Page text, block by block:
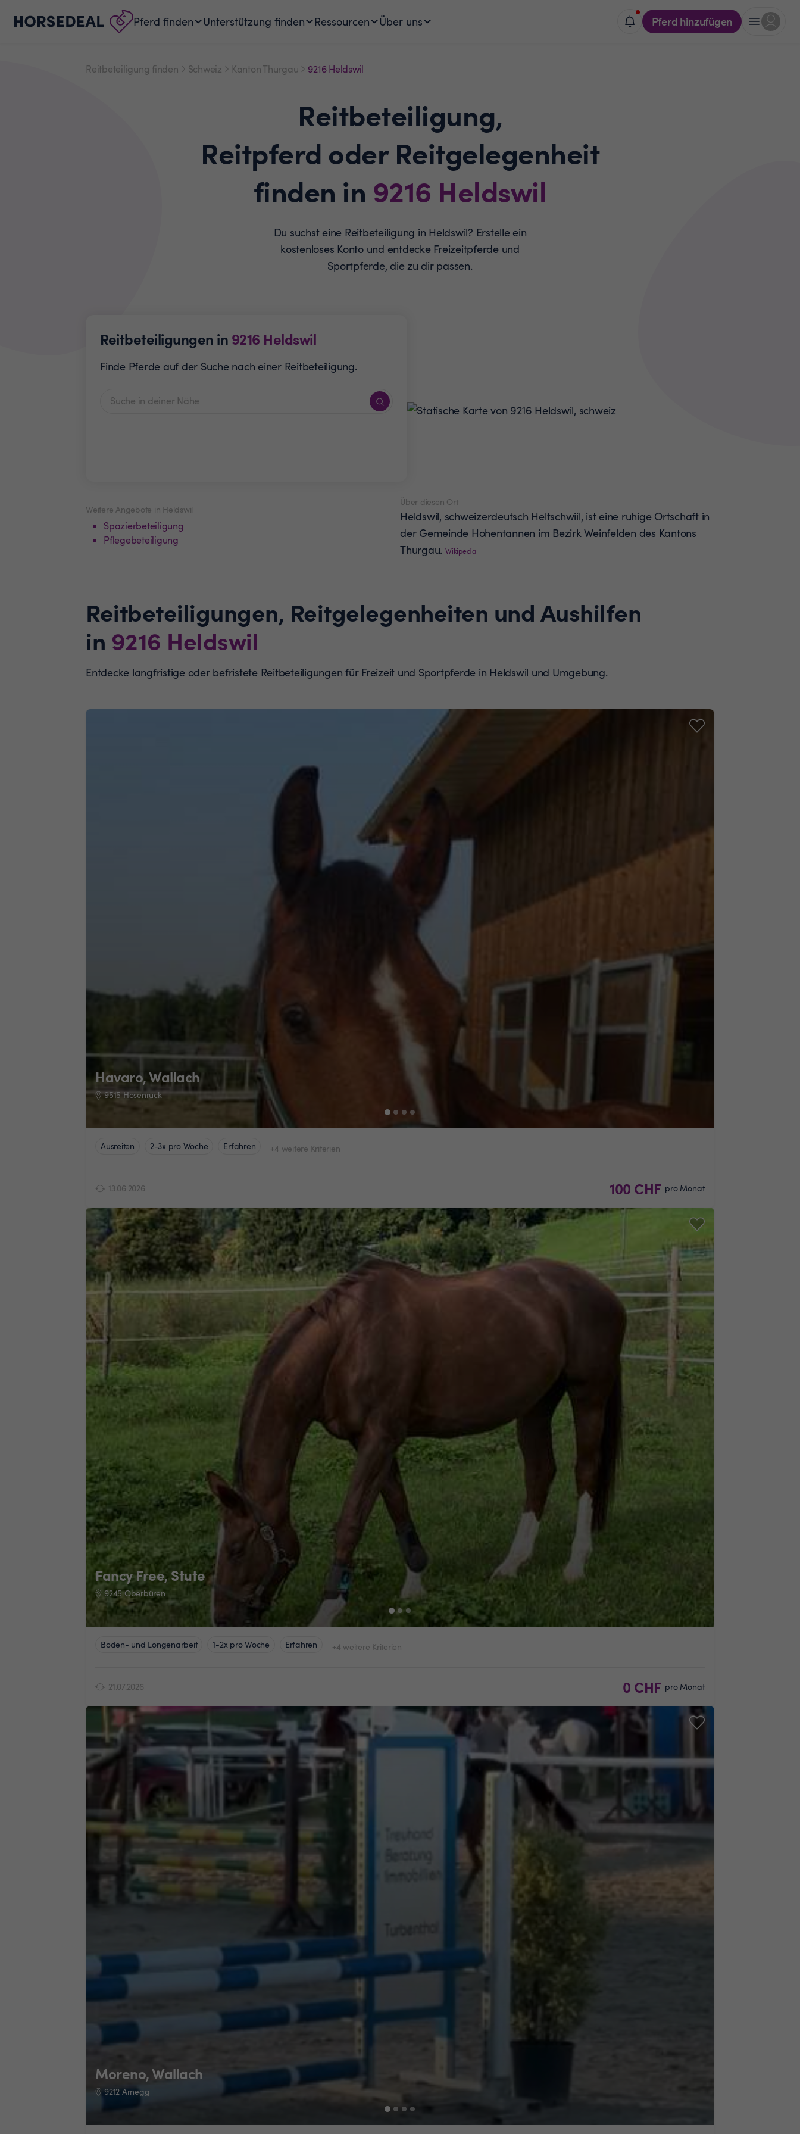
Pferd finden Unterstützung finden Ressourcen Über uns Pferd hinzufügen
Reitbeteiligung finden Schweiz Kanton Thurgau 9216 Heldswil
Reitbeteiligung,
Reitpferd oder Reitgelegenheit
finden in 9216 Heldswil
Du suchst eine Reitbeteiligung in Heldswil? Erstelle ein
kostenloses Konto und entdecke Freizeitpferde und
Sportpferde, die zu dir passen.
Reitbeteiligungen in 9216 Heldswil
Finde Pferde auf der Suche nach einer Reitbeteiligung.
Weitere Angebote in Heldswil
Spazierbeteiligung
Pflegebeteiligung
Über diesen Ort
Heldswil, schweizerdeutsch Heltschwiil, ist eine ruhige Ortschaft in
der Gemeinde Hohentannen im Bezirk Weinfelden des Kantons
Thurgau. Wikipedia
Reitbeteiligungen, Reitgelegenheiten und Aushilfen
in 9216 Heldswil
Entdecke langfristige oder befristete Reitbeteiligungen für Freizeit und Sportpferde in Heldswil und Umgebung.
Havaro, Wallach
9515 Hosenruck
Ausreiten 2-3x pro Woche Erfahren +4 weitere Kriterien
13.06.2026 100 CHF pro Monat
Fancy Free, Stute
9245 Oberbüren
Boden- und Longenarbeit 1-2x pro Woche Erfahren +4 weitere Kriterien
21.07.2026 0 CHF pro Monat
Moreno, Wallach
9212 Arnegg